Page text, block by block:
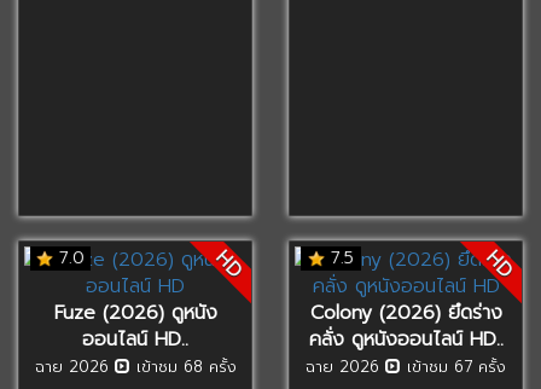
7.0 HD
Fuze (2026) ดูหนัง
ออนไลน์ HD..
ฉาย 2026 เข้าชม 68 ครั้ง
7.5 HD
Colony (2026) ยึดร่าง
คลั่ง ดูหนังออนไลน์ HD..
ฉาย 2026 เข้าชม 67 ครั้ง